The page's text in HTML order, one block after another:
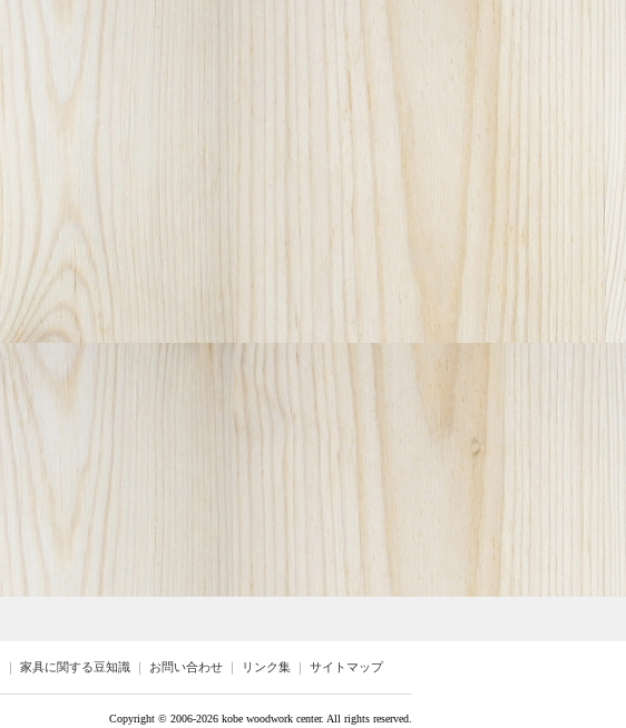
｜ 家具に関する豆知識 ｜ お問い合わせ ｜ リンク集 ｜ サイトマップ
Copyright © 2006-2026 kobe woodwork center. All rights reserved.